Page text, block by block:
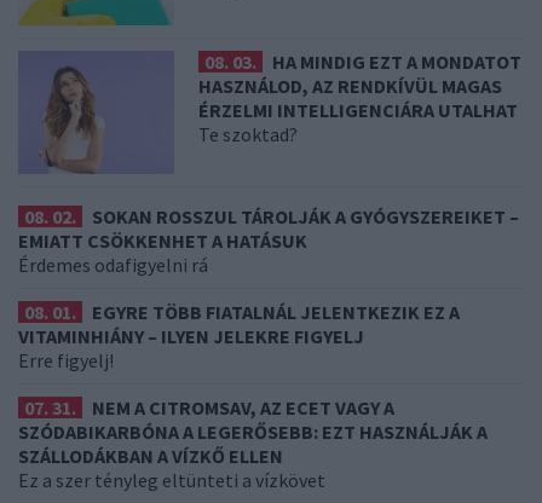
08. 03.
HA MINDIG EZT A MONDATOT
HASZNÁLOD, AZ RENDKÍVÜL MAGAS
ÉRZELMI INTELLIGENCIÁRA UTALHAT
Te szoktad?
08. 02.
SOKAN ROSSZUL TÁROLJÁK A GYÓGYSZEREIKET –
EMIATT CSÖKKENHET A HATÁSUK
Érdemes odafigyelni rá
08. 01.
EGYRE TÖBB FIATALNÁL JELENTKEZIK EZ A
VITAMINHIÁNY – ILYEN JELEKRE FIGYELJ
Erre figyelj!
07. 31.
NEM A CITROMSAV, AZ ECET VAGY A
SZÓDABIKARBÓNA A LEGERŐSEBB: EZT HASZNÁLJÁK A
SZÁLLODÁKBAN A VÍZKŐ ELLEN
Ez a szer tényleg eltünteti a vízkövet